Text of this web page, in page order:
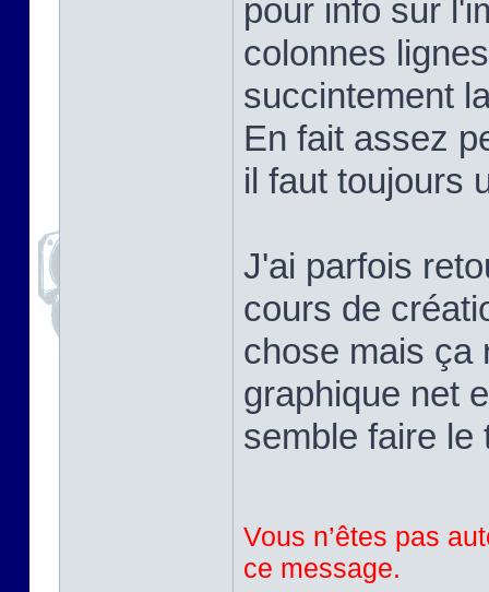
pour info sur
colonnes
succintement
En fait assez
il faut toujours
J'ai parfois
cours de
chose mais ça
graphique net
semble faire le
Vous n’êtes pas
ce message.